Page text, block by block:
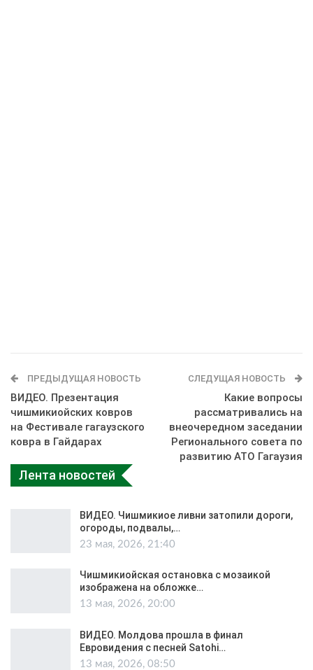
ПРЕДЫДУЩАЯ НОВОСТЬ
ВИДЕО. Презентация
чишмикиойских ковров
на Фестивале гагаузского
ковра в Гайдарах
СЛЕДУЩАЯ НОВОСТЬ
Какие вопросы
рассматривались на
внеочередном заседании
Регионального совета по
развитию АТО Гагаузия
Лента новостей
ВИДЕО. Чишмикиое ливни затопили дороги,
огороды, подвалы,…
23 мая, 2026, 21:40
Чишмикиойская остановка с мозаикой
изображена на обложке…
13 мая, 2026, 20:00
ВИДЕО. Молдова прошла в финал
Евровидения с песней Satohi…
13 мая, 2026, 08:50